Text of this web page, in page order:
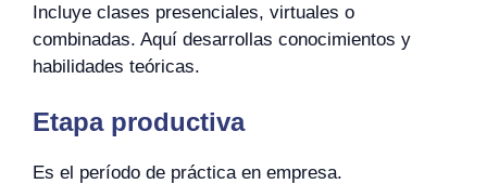
Incluye clases presenciales, virtuales o
combinadas. Aquí desarrollas conocimientos y
habilidades teóricas.
Etapa productiva
Es el período de práctica en empresa.